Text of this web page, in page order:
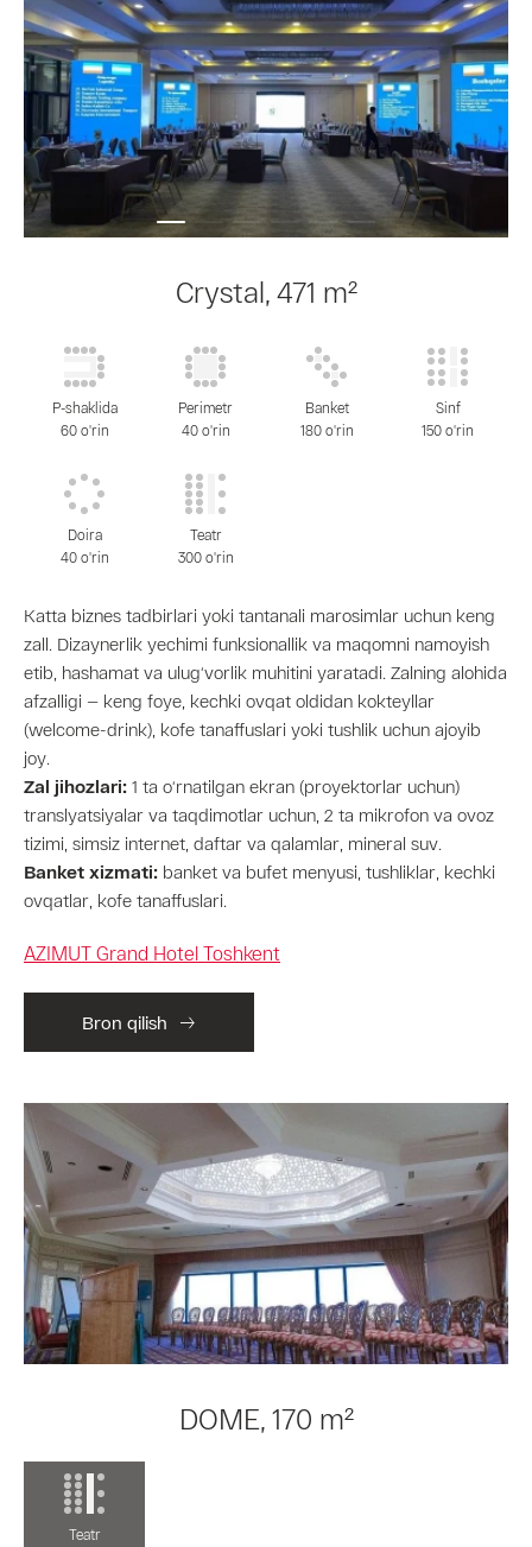
Crystal, 471 m²
P-shaklida
60 o'rin
Perimetr
40 o'rin
Banket
180 o'rin
Sinf
150 o'rin
Doira
40 o'rin
Teatr
300 o'rin
Katta biznes tadbirlari yoki tantanali marosimlar uchun keng
zall. Dizaynerlik yechimi funksionallik va maqomni namoyish
etib, hashamat va ulug‘vorlik muhitini yaratadi. Zalning alohida
afzalligi — keng foye, kechki ovqat oldidan kokteyllar
(welcome-drink), kofe tanaffuslari yoki tushlik uchun ajoyib
joy.
Zal jihozlari: 1 ta o‘rnatilgan ekran (proyektorlar uchun)
translyatsiyalar va taqdimotlar uchun, 2 ta mikrofon va ovoz
tizimi, simsiz internet, daftar va qalamlar, mineral suv.
Banket xizmati: banket va bufet menyusi, tushliklar, kechki
ovqatlar, kofe tanaffuslari.
AZIMUT Grand Hotel Toshkent
Bron qilish
DOME, 170 m²
Teatr